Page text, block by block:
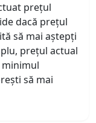
prețul
dacă prețul
să mai aștepți
prețul actual
minimul
să mai